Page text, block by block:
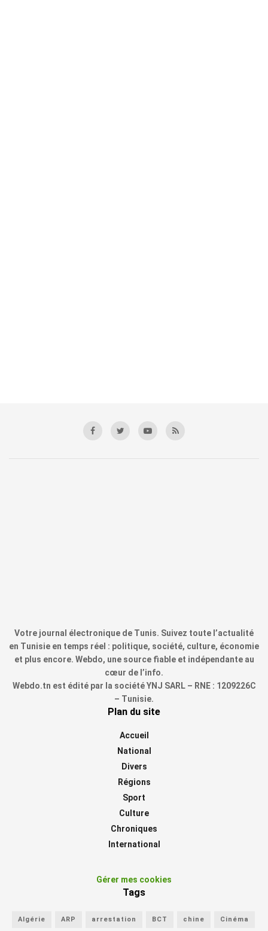
Votre journal électronique de Tunis. Suivez toute l’actualité
en Tunisie en temps réel : politique, société, culture, économie
et plus encore. Webdo, une source fiable et indépendante au
cœur de l’info.
Webdo.tn est édité par la société YNJ SARL – RNE : 1209226C
– Tunisie.
Plan du site
Accueil
National
Divers
Régions
Sport
Culture
Chroniques
International
Gérer mes cookies
Tags
Algérie ARP arrestation BCT chine Cinéma